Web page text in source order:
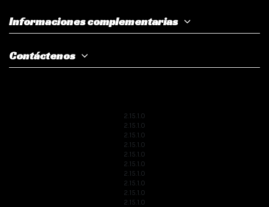
Informaciones complementarias
Contáctenos
2.15.1.0
2.15.1.0
2.15.1.0
2.15.1.0
2.15.1.0
2.15.1.0
2.15.1.0
2.15.1.0
2.15.1.0
2.15.1.0